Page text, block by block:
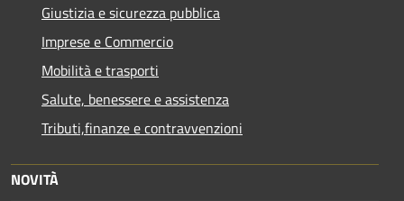
Giustizia e sicurezza pubblica
Imprese e Commercio
Mobilità e trasporti
Salute, benessere e assistenza
Tributi,finanze e contravvenzioni
NOVITÀ